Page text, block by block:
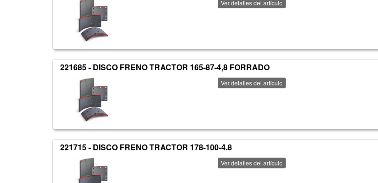
Ver detalles del artículo
221685 - DISCO FRENO TRACTOR 165-87-4,8 FORRADO
Ver detalles del artículo
221715 - DISCO FRENO TRACTOR 178-100-4.8
Ver detalles del artículo